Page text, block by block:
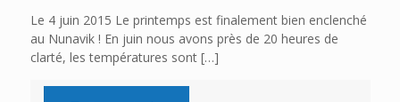
Le 4 juin 2015 Le printemps est finalement bien enclenché
au Nunavik ! En juin nous avons près de 20 heures de
clarté, les températures sont[…]